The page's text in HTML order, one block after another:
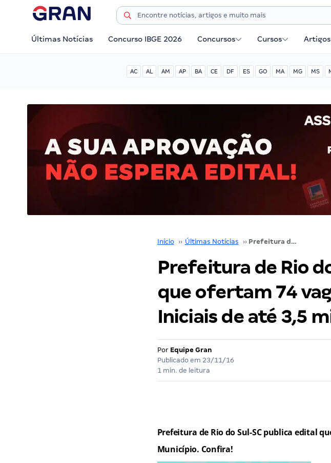
Últimas Notícias Concurso IBGE 2026 Concursos Cursos Artigos
AC AL AM AP BA CE DF ES GO MA MG MS
Início ›› Últimas Notícias ›› Prefeitura de Rio do Sul SC publica editais que ofertam 74 vagas em todos os níveis. Iniciais de até 3,5 mil.
Prefeitura de Rio
que ofertam 74
Iniciais de até 3,5
Por Equipe Gran
Publicado em 23/11/16
1 min. de leitura
Prefeitura de Rio do Sul-SC publica edital
Município. Confira!